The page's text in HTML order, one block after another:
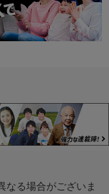
なる場合がございま